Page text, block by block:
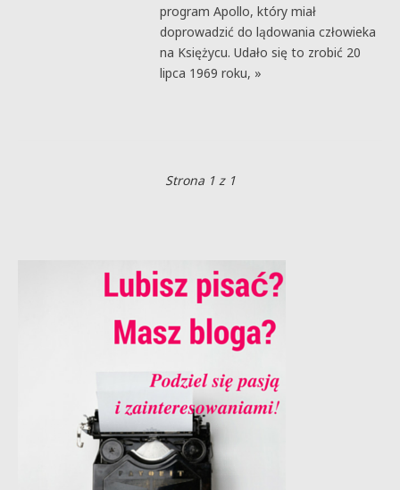
program Apollo, który miał
doprowadzić do lądowania człowieka
na Księżycu. Udało się to zrobić 20
lipca 1969 roku, »
Strona 1 z 1